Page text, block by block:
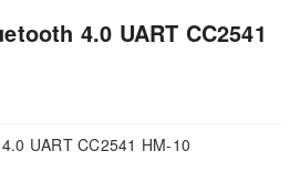
4.0 UART CC2541
UART CC2541 HM-10